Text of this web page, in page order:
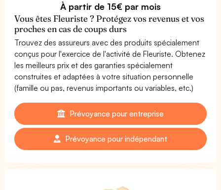
À partir de 15€ par mois
Vous êtes Fleuriste ? Protégez vos revenus et vos
proches en cas de coups durs
Trouvez des assureurs avec des produits spécialement
conçus pour l'exercice de l'activité de Fleuriste. Obtenez
les meilleurs prix et des garanties spécialement
construites et adaptées à votre situation personnelle
(famille ou pas, revenus importants ou variables, etc.)
Prévoyance pour entreprise
Prévoyance pour indépendant